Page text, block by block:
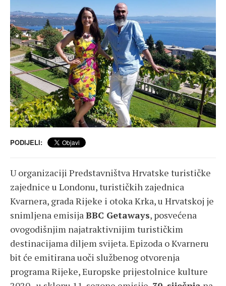
PODIJELI:
U organizaciji Predstavništva Hrvatske turističke
zajednice u Londonu, turističkih zajednica
Kvarnera, grada Rijeke i otoka Krka, u Hrvatskoj je
snimljena emisijaBBC Getaways, posvećena
ovogodišnjim najatraktivnijim turističkim
destinacijama diljem svijeta. Epizoda o Kvarneru
bit će emitirana uoči službenog otvorenja
programa Rijeke, Europske prijestolnice kulture